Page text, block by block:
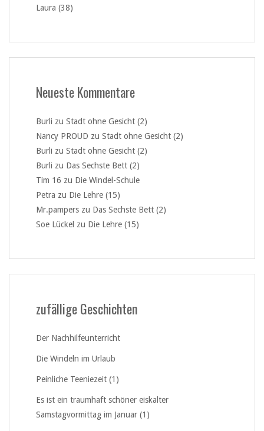
Laura (38)
Neueste Kommentare
Burli zu Stadt ohne Gesicht (2)
Nancy PROUD zu Stadt ohne Gesicht (2)
Burli zu Stadt ohne Gesicht (2)
Burli zu Das Sechste Bett (2)
Tim 16 zu Die Windel-Schule
Petra zu Die Lehre (15)
Mr.pampers zu Das Sechste Bett (2)
Soe Lückel zu Die Lehre (15)
zufällige Geschichten
Der Nachhilfeunterricht
Die Windeln im Urlaub
Peinliche Teeniezeit (1)
Es ist ein traumhaft schöner eiskalter
Samstagvormittag im Januar (1)